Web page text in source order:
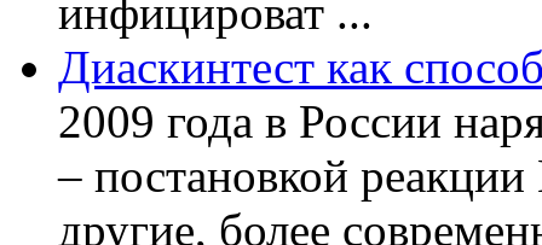
инфицироват ...
Диаскинтест как
2009 года в России
– постановкой
другие, более